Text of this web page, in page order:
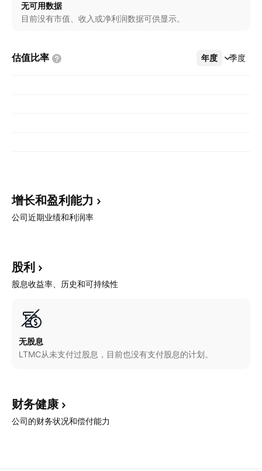
无可用数据
目前没有市值、收入或净利润数据可供显示。
估值比率 年度 季度
更多
增长和盈利能力
公司近期业绩和利润率
股利
股息收益率、历史和可持续性
无股息
LTMC从未支付过股息，目前也没有支付股息的计划。
财务健康
公司的财务状况和偿付能力